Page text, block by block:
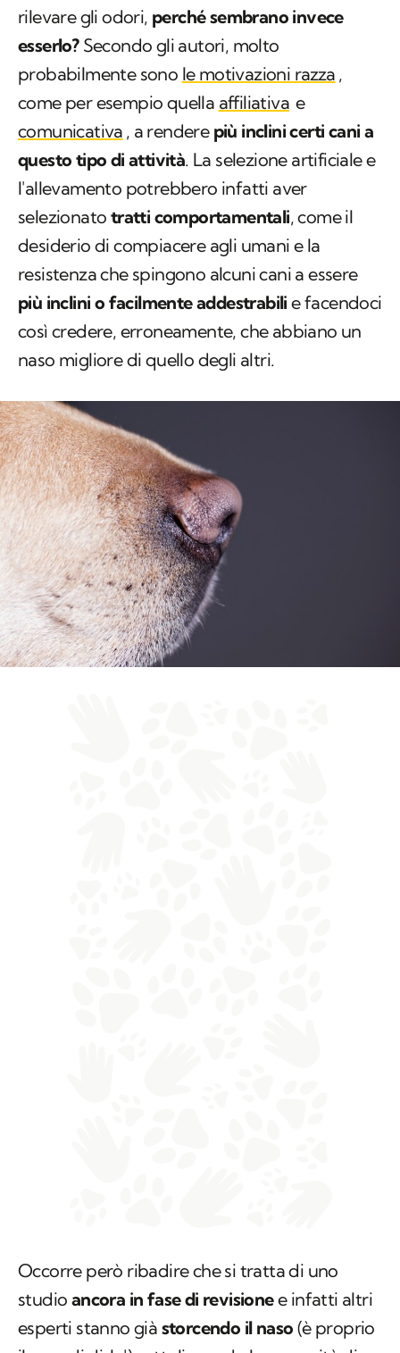
rilevare gli odori, perché sembrano invece
esserlo? Secondo gli autori, molto
probabilmente sono le motivazioni razza ,
come per esempio quella affiliativa e
comunicativa , a rendere più inclini certi cani a
questo tipo di attività. La selezione artificiale e
l'allevamento potrebbero infatti aver
selezionato tratti comportamentali, come il
desiderio di compiacere agli umani e la
resistenza che spingono alcuni cani a essere
più inclini o facilmente addestrabili e facendoci
così credere, erroneamente, che abbiano un
naso migliore di quello degli altri.
Occorre però ribadire che si tratta di uno
studio ancora in fase di revisionee infatti altri
esperti stanno già storcendo il naso (è proprio